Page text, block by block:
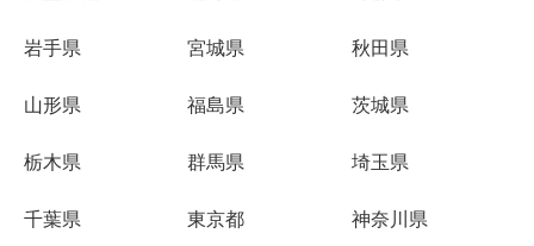
岩手県 宮城県 秋田県
山形県 福島県 茨城県
栃木県 群馬県 埼玉県
千葉県 東京都 神奈川県